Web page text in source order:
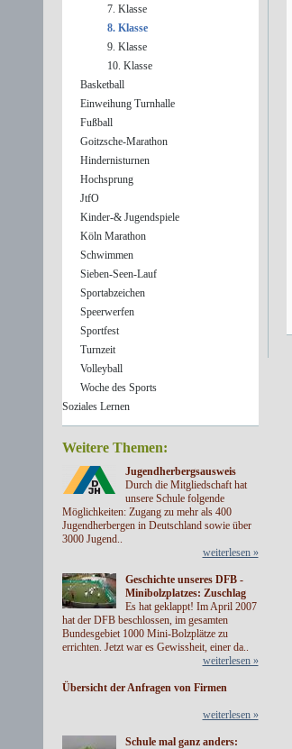
7. Klasse
8. Klasse
9. Klasse
10. Klasse
Basketball
Einweihung Turnhalle
Fußball
Goitzsche-Marathon
Hindernisturnen
Hochsprung
JtfO
Kinder-& Jugendspiele
Köln Marathon
Schwimmen
Sieben-Seen-Lauf
Sportabzeichen
Speerwerfen
Sportfest
Turnzeit
Volleyball
Woche des Sports
Soziales Lernen
Weitere Themen:
Jugendherbergsausweis
Durch die Mitgliedschaft hat
unsere Schule folgende
Möglichkeiten: Zugang zu mehr als 400
Jugendherbergen in Deutschland sowie über
3000 Jugend..
weiterlesen »
Geschichte unseres DFB -
Minibolzplatzes: Zuschlag
Es hat geklappt! Im April 2007
hat der DFB beschlossen, im gesamten
Bundesgebiet 1000 Mini-Bolzplätze zu
errichten. Jetzt war es Gewissheit, einer da..
weiterlesen »
Übersicht der Anfragen von Firmen
weiterlesen »
Schule mal ganz anders: